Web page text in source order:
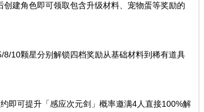
建角色即可领取包含升级材料、宠物蛋等奖励的
10颗星分别解锁四档奖励从基础材料到稀有道具
即可提升「感应次元剑」概率邀满4人直接100%解